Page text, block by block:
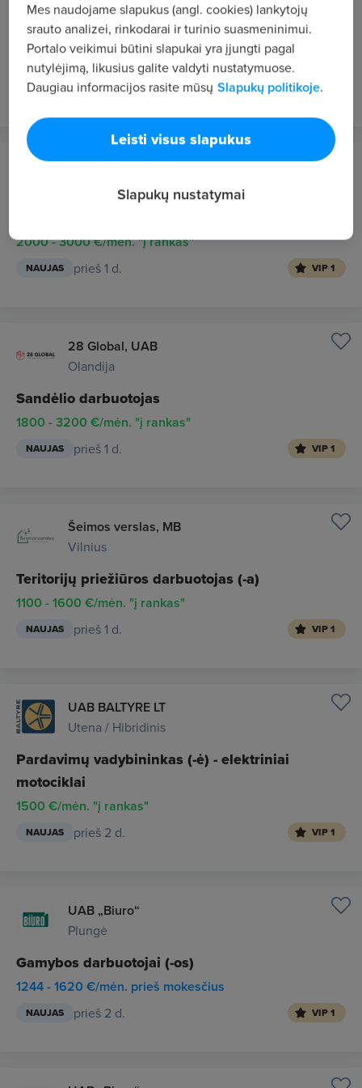
Vilnius
Regional Sales Director
Nuo 4500 €/mėn. prieš mokesčius
NAUJAS prieš 13 val. VIP 1
Apdailos Džiazas
2000 - 3000 €/mėn. "į rankas"
NAUJAS prieš 1 d. VIP 1
28 Global, UAB
Olandija
Sandėlio darbuotojas
1800 - 3200 €/mėn. "į rankas"
NAUJAS prieš 1 d. VIP 1
Šeimos verslas, MB
Vilnius
Teritorijų priežiūros darbuotojas (-a)
1100 - 1600 €/mėn. "į rankas"
NAUJAS prieš 1 d. VIP 1
UAB BALTYRE LT
Utena / Hibridinis
Pardavimų vadybininkas (-ė) - elektriniai
motociklai
1500 €/mėn. "į rankas"
NAUJAS prieš 2 d. VIP 1
UAB „Biuro“
Plungė
Gamybos darbuotojai (-os)
1244 - 1620 €/mėn. prieš mokesčius
NAUJAS prieš 2 d. VIP 1
Mes naudojame slapukus (angl. cookies) lankytojų
srauto analizei, rinkodarai ir turinio suasmeninimui.
Portalo veikimui būtini slapukai yra įjungti pagal
nutylėjimą, likusius galite valdyti nustatymuose.
Daugiau informacijos rasite mūsų Slapukų politikoje.
Leisti visus slapukus
Slapukų nustatymai